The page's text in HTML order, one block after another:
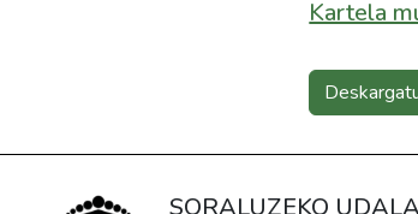
Kartela